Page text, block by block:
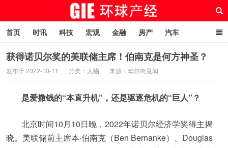
首页 时讯 科技 宏观 金融 房产 汽车
游戏 文旅 人物 自贸港在线
获得诺贝尔奖的美联储主席！伯南克是何方神圣？
发布于 2022-10-11 分类： 人物 来源：华尔街见闻
是爱撒钱的“本直升机”，还是驱逐危机的“巨人”？
北京时间10月10日晚，2022年诺贝尔经济学奖得主揭
晓。美联储前主席本·伯南克（Ben Bernanke）、Douglas